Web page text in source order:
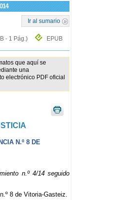
Ir al sumario
- 1 Pág.)
EPUB
que aquí se
una
electrónico PDF oficial
N.º 8 DE
n.º 4/14 seguido
8 de Vitoria-Gasteiz.